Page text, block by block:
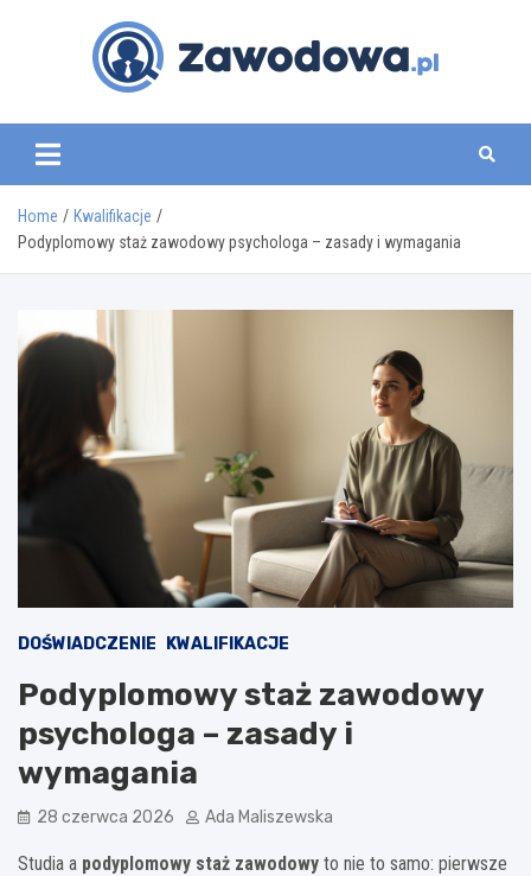
zawodowa.pl
Home
Kwalifikacje
Podyplomowy staż zawodowy psychologa – zasady i wymagania
DOŚWIADCZENIE KWALIFIKACJE
Podyplomowy staż zawodowy
psychologa – zasady i
wymagania
28 czerwca 2026 Ada Maliszewska
Studia a podyplomowy staż zawodowy to nie to samo: pierwsze